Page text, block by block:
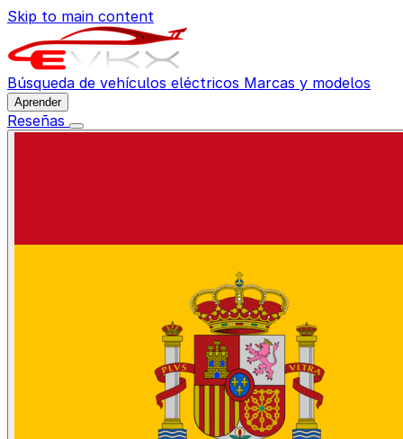
Skip to main content
Búsqueda de vehículos eléctricos Marcas y modelos
Aprender
Reseñas